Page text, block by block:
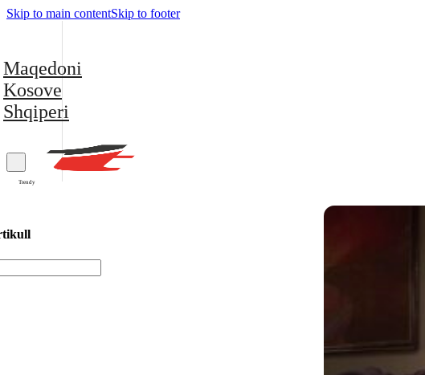
Skip to main contentSkip to footer
Maqedoni
Kosove
Shqiperi
Trendy